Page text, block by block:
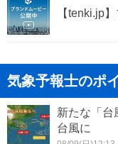
吉野町
【tenki.jp
気象予報士のポ
新たな「
台風に